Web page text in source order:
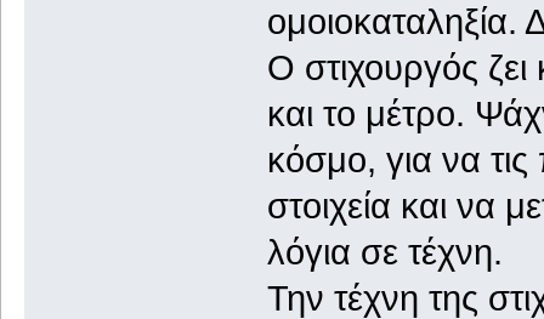
ομοιοκαταληξία.
Ο στιχουργός ζει
και το μέτρο.
κόσμο, για να
στοιχεία και να
λόγια σε τέχνη.
Την τέχνη της